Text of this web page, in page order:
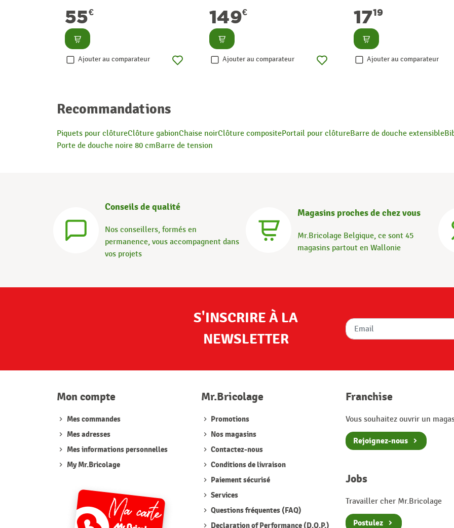
55€
Consulter
Ajouter au comparateur
149€
Consulter
Ajouter au comparateur
1719
Consulter
Ajouter au comparateur
Recommandations
Piquets pour clôtureClôture gabionChaise noirClôture compositePortail pour clôtureBarre de douche extensible
Porte de douche noire 80 cmBarre de tension
Conseils de qualité
Nos conseillers, formés en
permanence, vous accompagnent dans
vos projets
Magasins proches de chez vous
Mr.Bricolage Belgique, ce sont 45
magasins partout en Wallonie
S'INSCRIRE À LA
NEWSLETTER
Mon compte
Mes commandes
Mes adresses
Mes informations personnelles
My Mr.Bricolage
Mr.Bricolage
Promotions
Nos magasins
Contactez-nous
Conditions de livraison
Paiement sécurisé
Services
Questions fréquentes (FAQ)
Declaration of Performance (D.O.P.)
Franchise
Vous souhaitez ouvrir un
Rejoignez-nous
Jobs
Travailler cher Mr.Bricolage
Postulez